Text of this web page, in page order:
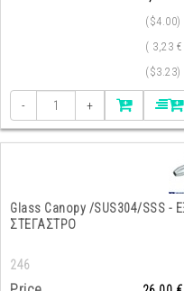
($4.00)
( 3,23
($3.23)
- +
Glass Canopy /SUS304/SSS
ΣΤΕΓΑΣΤΡΟ
246